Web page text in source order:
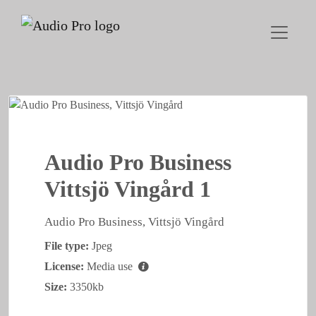
Audio Pro Business
Vittsjö Vingård 1
Audio Pro Business, Vittsjö Vingård
File type: Jpeg
License: Media use
Size: 3350kb